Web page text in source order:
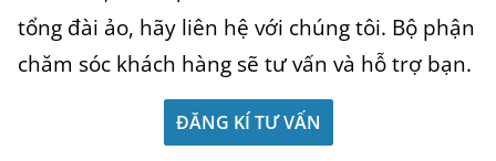
tổng đài ảo, hãy liên hệ với chúng tôi. Bộ phận
chăm sóc khách hàng sẽ tư vấn và hỗ trợ bạn.
ĐĂNG KÍ TƯ VẤN